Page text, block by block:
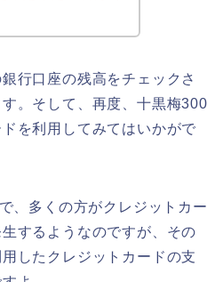
行口座の残高をチェックさ
。そして、再度、十黒梅300
を利用してみてはいかがで
、多くの方がクレジットカー
するようなのですが、その
したクレジットカードの支